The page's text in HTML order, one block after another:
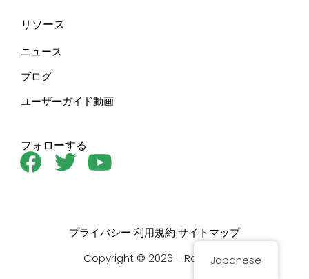
リソース
ニュース
ブログ
ユーザーガイド動画
フォローする
プライバシー 利用規約 サイトマップ
Copyright © 2026 - RayzeekJapanese